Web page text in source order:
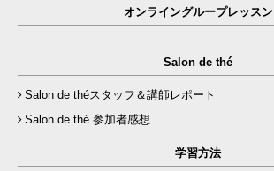
オンライングループレッスン
Salon de thé
Salon de théスタッフ＆講師レポート
Salon de thé 参加者感想
学習方法